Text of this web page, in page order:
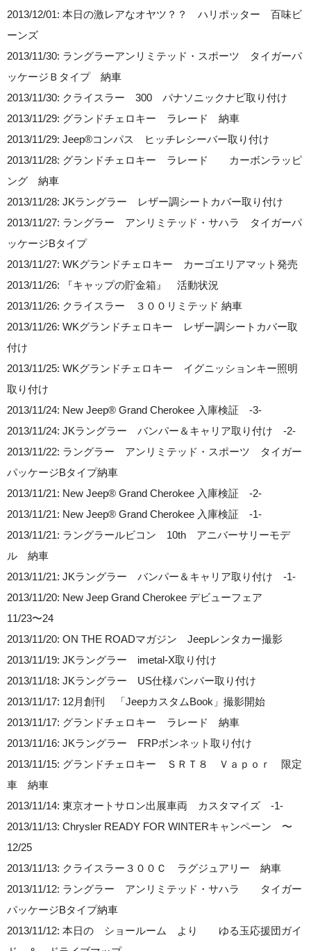
2013/12/01: 本日の激レアなオヤツ？？ ハリポッター 百味ビ
ーンズ
2013/11/30: ラングラーアンリミテッド・スポーツ タイガーパ
ッケージＢタイプ 納車
2013/11/30: クライスラー 300 パナソニックナビ取り付け
2013/11/29: グランドチェロキー ラレード 納車
2013/11/29: Jeep®コンパス ヒッチレシーバー取り付け
2013/11/28: グランドチェロキー ラレード カーボンラッピ
ング 納車
2013/11/28: JKラングラー レザー調シートカバー取り付け
2013/11/27: ラングラー アンリミテッド・サハラ タイガーパ
ッケージBタイプ
2013/11/27: WKグランドチェロキー カーゴエリアマット発売
2013/11/26: 『キャップの貯金箱』 活動状況
2013/11/26: クライスラー ３００リミテッド 納車
2013/11/26: WKグランドチェロキー レザー調シートカバー取
付け
2013/11/25: WKグランドチェロキー イグニッションキー照明
取り付け
2013/11/24: New Jeep® Grand Cherokee 入庫検証 -3-
2013/11/24: JKラングラー バンパー＆キャリア取り付け -2-
2013/11/22: ラングラー アンリミテッド・スポーツ タイガー
パッケージBタイプ納車
2013/11/21: New Jeep® Grand Cherokee 入庫検証 -2-
2013/11/21: New Jeep® Grand Cherokee 入庫検証 -1-
2013/11/21: ラングラールビコン 10th アニバーサリーモデ
ル 納車
2013/11/21: JKラングラー バンパー＆キャリア取り付け -1-
2013/11/20: New Jeep Grand Cherokee デビューフェア
11/23〜24
2013/11/20: ON THE ROADマガジン Jeepレンタカー撮影
2013/11/19: JKラングラー imetal-X取り付け
2013/11/18: JKラングラー US仕様バンパー取り付け
2013/11/17: 12月創刊 「JeepカスタムBook」撮影開始
2013/11/17: グランドチェロキー ラレード 納車
2013/11/16: JKラングラー FRPボンネット取り付け
2013/11/15: グランドチェロキー ＳＲＴ８ Ｖａｐｏｒ 限定
車 納車
2013/11/14: 東京オートサロン出展車両 カスタマイズ -1-
2013/11/13: Chrysler READY FOR WINTERキャンペーン 〜
12/25
2013/11/13: クライスラー３００Ｃ ラグジュアリー 納車
2013/11/12: ラングラー アンリミテッド・サハラ タイガー
パッケージBタイプ納車
2013/11/12: 本日の ショールーム より ゆる玉応援団ガイ